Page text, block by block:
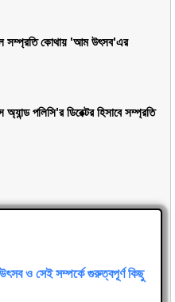
সম্প্রতি কোথায় 'আম উৎসব'এর
পলিসি'র ডিরেক্টর হিসাবে সম্প্রতি
উৎসব ও সেই সম্পর্কে গুরুত্বপূর্ণ কিছু